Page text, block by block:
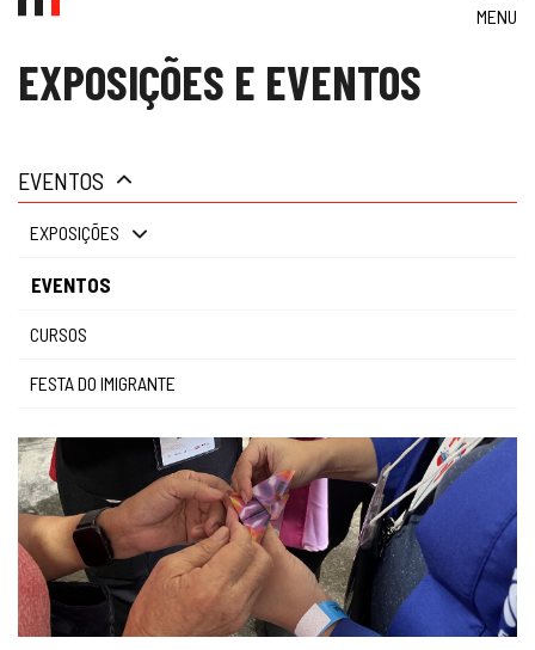
MENU
museu
gestão
EXPOSIÇÕES E EVENTOS
EVENTOS
EXPOSIÇÕES
EVENTOS
CURSOS
FESTA DO IMIGRANTE